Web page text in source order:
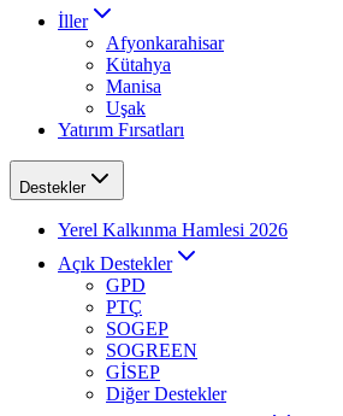
İller
Afyonkarahisar
Kütahya
Manisa
Uşak
Yatırım Fırsatları
Destekler
Yerel Kalkınma Hamlesi 2026
Açık Destekler
GPD
PTÇ
SOGEP
SOGREEN
GİSEP
Diğer Destekler